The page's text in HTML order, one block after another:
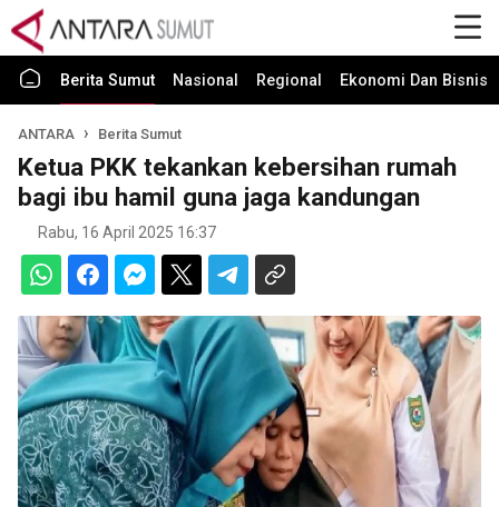
Berita Sumut Nasional Regional Ekonomi Dan Bisnis
ANTARA Berita Sumut
Ketua PKK tekankan kebersihan rumah
bagi ibu hamil guna jaga kandungan
Rabu, 16 April 2025 16:37